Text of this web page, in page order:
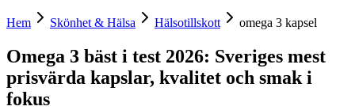
Hem Skönhet & Hälsa Hälsotillskott omega 3 kapsel
Omega 3 bäst i test 2026: Sveriges mest
prisvärda kapslar, kvalitet och smak i
fokus